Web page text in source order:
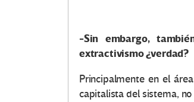
-Sin embargo,
extractivismo ¿verdad?
Principalmente en el
capitalista del sistema,